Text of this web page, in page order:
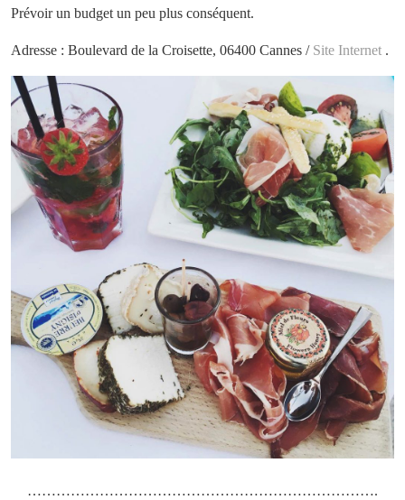
Prévoir un budget un peu plus conséquent.
Adresse : Boulevard de la Croisette, 06400 Cannes / Site Internet .
……………………………………………………………….